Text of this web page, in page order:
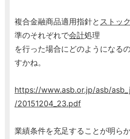
複合金融商品適用指針と ストック
準のそれぞれで会計処理
を行った場合にどのようになる
すかね。
https://www.asb.or.jp/asb/
/20151204_23.pdf
業績条件を充足することが明ら